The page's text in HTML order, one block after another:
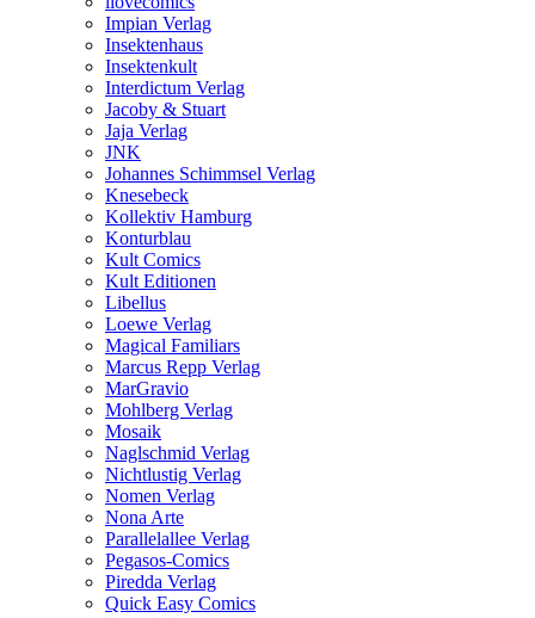
Impian Verlag
Insektenhaus
Insektenkult
Interdictum Verlag
Jacoby & Stuart
Jaja Verlag
JNK
Johannes Schimmsel Verlag
Knesebeck
Kollektiv Hamburg
Konturblau
Kult Comics
Kult Editionen
Libellus
Loewe Verlag
Magical Familiars
Marcus Repp Verlag
MarGravio
Mohlberg Verlag
Mosaik
Naglschmid Verlag
Nichtlustig Verlag
Nomen Verlag
Nona Arte
Parallelallee Verlag
Pegasos-Comics
Piredda Verlag
Quick Easy Comics